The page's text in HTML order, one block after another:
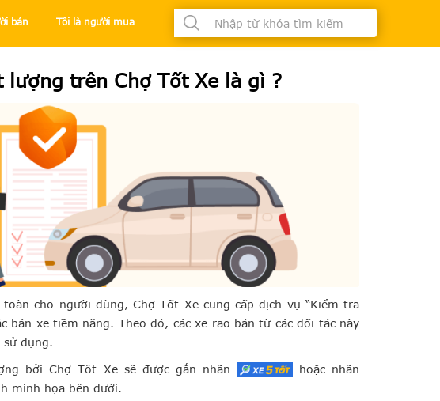
bán Tôi là người mua
trên Chợ Tốt Xe là gì ?
cho người dùng, Chợ Tốt Xe cung cấp dịch vụ “Kiểm tra
bán xe tiềm năng. Theo đó, các xe rao bán từ các đối tác này
sử dụng.
bởi Chợ Tốt Xe sẽ được gắn nhãn
hoặc nhãn
minh họa bên dưới.